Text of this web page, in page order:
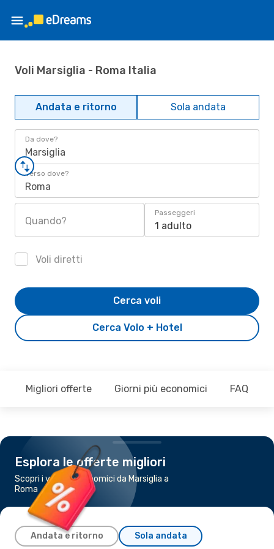
Voli Marsiglia - Roma Italia
Andata e ritorno Sola andata
Da dove?
Marsiglia
Verso dove?
Roma
Quando?
Passeggeri
1 adulto
Voli diretti
Cerca Volo + Hotel
Cerca voli
Migliori offerte Giorni più economici FAQ
Esplora le offerte migliori
Scopri i voli più economici da Marsiglia a
Roma
Andata e ritorno Sola andata